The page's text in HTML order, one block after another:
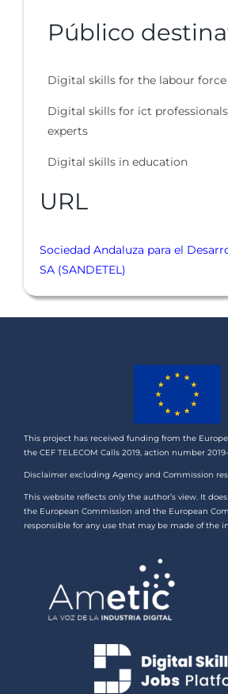
Público
Digital skills for the labour force
Digital skills for ict
experts
Digital skills in education
URL
Sociedad Andaluza para el
SA (SANDETEL)
This project has received funding from the
the CEF TELECOM Calls 2019, action number 2019-
Disclaimer excluding Agency and Commission
This website reflects only the author’s view. It
the European Commission and the European
responsible for any use that may be made of the